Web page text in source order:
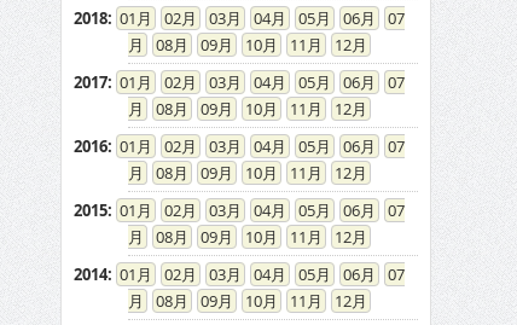
2018: 01 02 03 04 05 06
07
08
09 10 11
12
2017: 01 02 03 04 05 06
07
08
09 10 11
12
2016: 01 02 03 04 05 06
07
08
09 10 11
12
2015: 01 02 03 04 05 06
07
08
09 10 11
12
2014: 01 02 03 04 05 06
07
08
09 10 11
12